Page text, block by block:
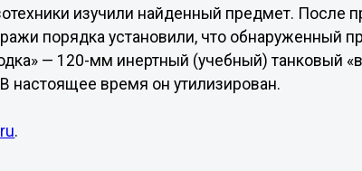
изучили найденный предмет. После
порядка установили, что обнаруженный
— 120-мм инертный (учебный) танковый
настоящее время он утилизирован.
.